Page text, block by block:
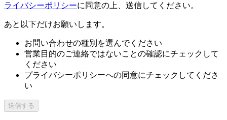
ライバシーポリシーに同意の上、送信してください。
あと以下だけお願いします。
お問い合わせの種別を選んでください
営業目的のご連絡ではないことの確認にチェックして
ください
プライバシーポリシーへの同意にチェックしてくださ
い
送信する